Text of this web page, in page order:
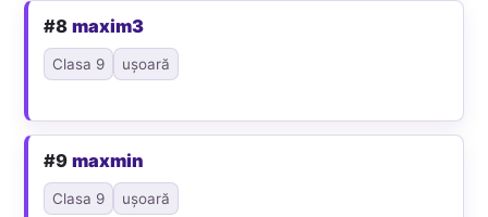
#8maxim3
Clasa 9 ușoară
#9maxmin
Clasa 9 ușoară